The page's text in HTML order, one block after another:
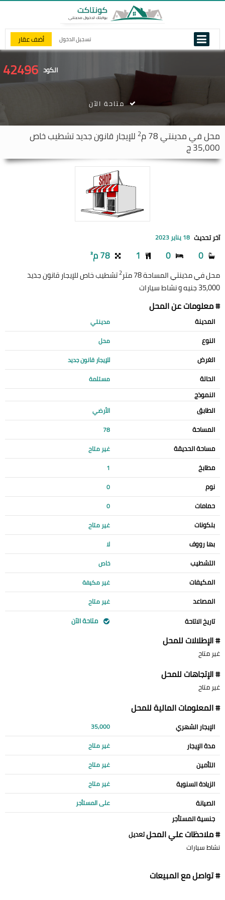
تسجيل الدخول أضف عقار
الكود 42496
محل فيمدينتي 2 للإيجار قانون جديد تشطيب خاص
35,000 ج
متاحة الآن
آخر تحديث 18 يناير 2023
0
0
1 78 م²
محل في مدينتي المساحة 78 متر 2تشطيب خاص للإيجار قانون جديد
35,000 جنيه و نشاط سيارات
# معلومات عن المحل
المدينة مدينتي
النوع محل
الغرض للإيجار قانون جديد
الحالة مستلمة
النموذج
الطابق
الأرضي
المساحة 78
مساحة الحديقة غير متاح
مطابخ 1
نوم 0
حمامات 0
بلكونات غير متاح
بها رووف لا
التشطيب خاص
المكيفات غير مكيفة
المصاعد غير متاح
تاريخ الاتاحة متاحة الآن
# الإطلالات للمحل
غير متاح
# الإتجاهات للمحل
غير متاح
# المعلومات المالية للمحل
الإيجار الشهري 35,000
مدة الإيجار غير متاح
التأمين غير متاح
الزيادة السنوية غير متاح
الصيانة على المستأجر
جنسية المستأجر
# ملاحظات علي المحلتعديل
نشاط سيارات
# تواصل مع المبيعات